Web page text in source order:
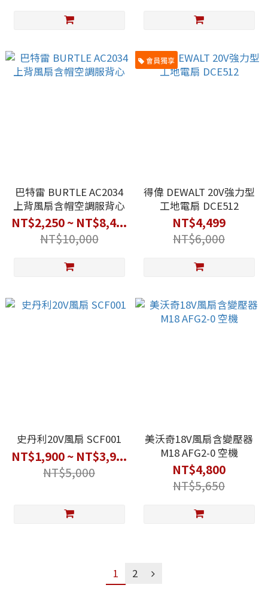
巴特雷 BURTLE AC2034
上背風扇含帽空調服背心
NT$2,250 ~ NT$8,4...
NT$10,000
會員獨享
得偉 DEWALT 20V強力型
工地電扇 DCE512
NT$4,499
NT$6,000
史丹利20V風扇 SCF001
NT$1,900 ~ NT$3,9...
NT$5,000
美沃奇18V風扇含變壓器
M18 AFG2-0 空機
NT$4,800
NT$5,650
1 2